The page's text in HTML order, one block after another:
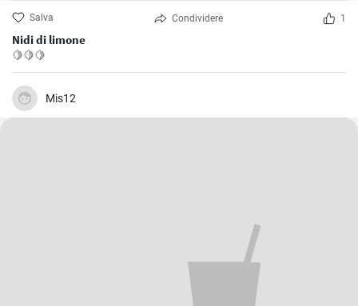
Salva Condividere 1
Nidi di limone
🍋🍋🍋
Mis12